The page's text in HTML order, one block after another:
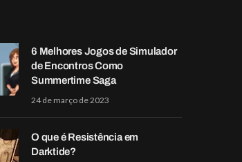
6 Melhores Jogos de Simulador
de Encontros Como
Summertime Saga
24 de março de 2023
O que é Resistência em
Darktide?